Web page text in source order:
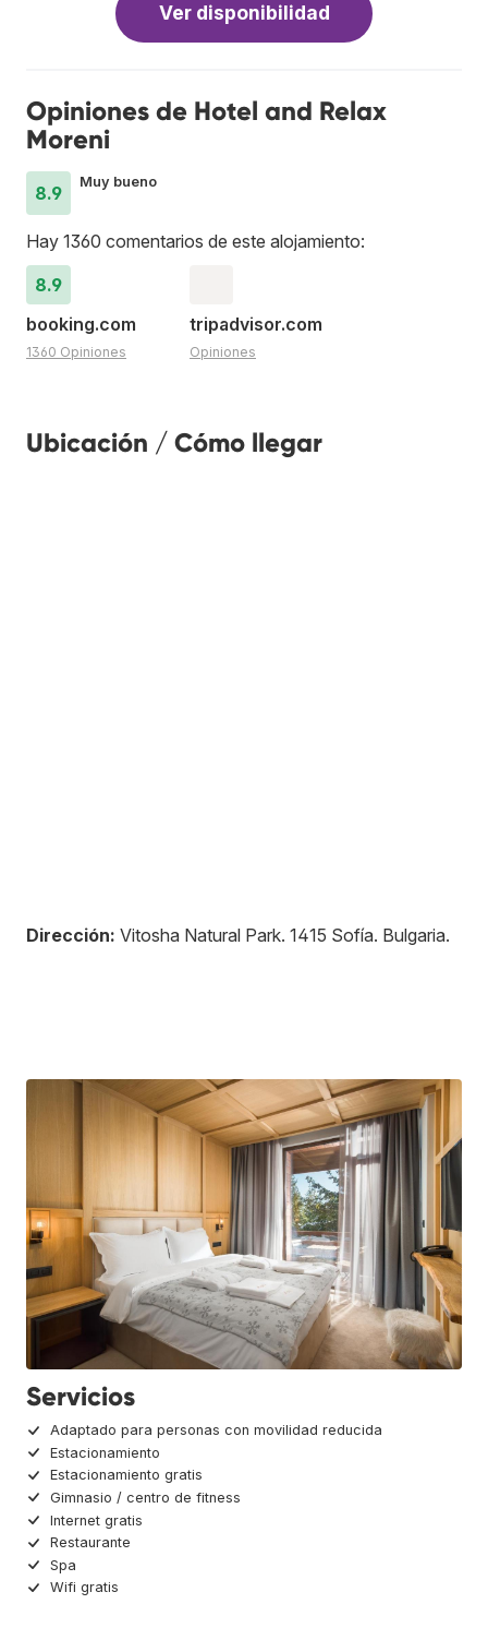
Ver disponibilidad
Opiniones de Hotel and Relax
Moreni
8.9
Muy bueno
Hay 1360 comentarios de este alojamiento:
8.9
booking.com
1360 Opiniones
tripadvisor.com
Opiniones
Ubicación / Cómo llegar
Dirección: Vitosha Natural Park. 1415 Sofía. Bulgaria.
Servicios
Adaptado para personas con movilidad reducida
Estacionamiento
Estacionamiento gratis
Gimnasio / centro de fitness
Internet gratis
Restaurante
Spa
Wifi gratis